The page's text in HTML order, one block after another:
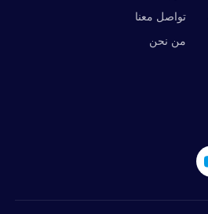
تواصل معنا
من نحن